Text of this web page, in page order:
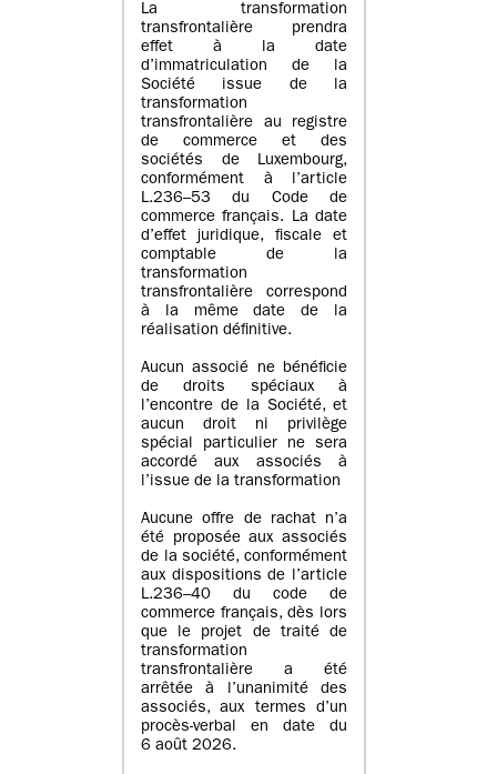
La transformation
transfrontalière prendra
effet à la date
d’immatriculation de la
Société issue de la
transformation
transfrontalière au registre
de commerce et des
sociétés de Luxembourg,
conformément à l’article
L.236–53 du Code de
commerce français. La date
d’effet juridique, fiscale et
comptable de la
transformation
transfrontalière correspond
à la même date de la
réalisation définitive.
Aucun associé ne bénéficie
de droits spéciaux à
l’encontre de la Société, et
aucun droit ni privilège
spécial particulier ne sera
accordé aux associés à
l’issue de la transformation
Aucune offre de rachat n’a
été proposée aux associés
de la société, conformément
aux dispositions de l’article
L.236–40 du code de
commerce français, dès lors
que le projet de traité de
transformation
transfrontalière a été
arrêtée à l’unanimité des
associés, aux termes d’un
procès-verbal en date du
6 août 2026.